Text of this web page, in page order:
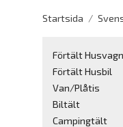
Startsida /
Förtält Husvagn
Förtält Husbil
Van/Plåtis
Biltält
Campingtält